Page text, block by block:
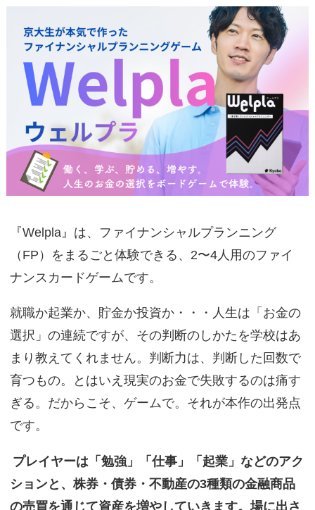
『Welpla』は、ファイナンシャルプランニング
（FP）をまるごと体験できる、2〜4人用のファイ
ナンスカードゲームです。
就職か起業か、貯金か投資か・・・人生は「お金の
選択」の連続ですが、その判断のしかたを学校はあ
まり教えてくれません。判断力は、判断した回数で
育つもの。とはいえ現実のお金で失敗するのは痛す
ぎる。だからこそ、ゲームで。それが本作の出発点
です。
プレイヤーは「勉強」「仕事」「起業」などのアク
ションと、株券・債券・不動産の3種類の金融商品
の売買を通じて資産を増やしていきます。場に出さ